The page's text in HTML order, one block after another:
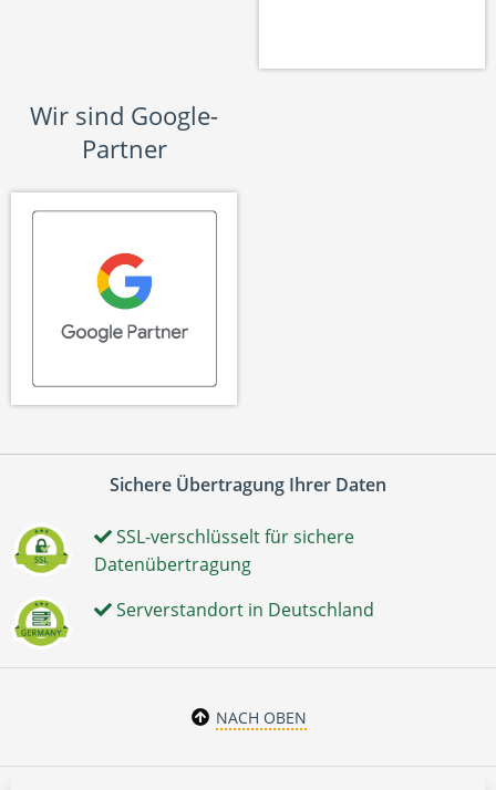
Wir sind Google-
Partner
Sichere Übertragung Ihrer Daten
SSL-verschlüsselt für sichere
Datenübertragung
Serverstandort in Deutschland
NACH OBEN